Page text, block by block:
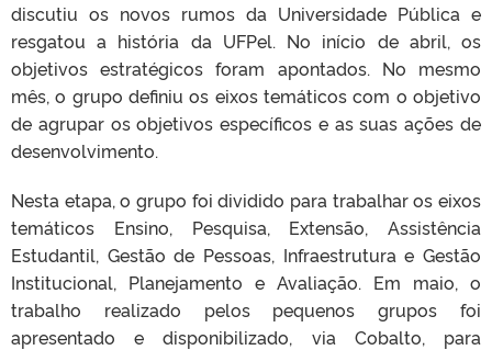
discutiu os novos rumos da Universidade Pública e
resgatou a história da UFPel. No início de abril, os
objetivos estratégicos foram apontados. No mesmo
mês, o grupo definiu os eixos temáticos com o objetivo
de agrupar os objetivos específicos e as suas ações de
desenvolvimento.
Nesta etapa, o grupo foi dividido para trabalhar os eixos
temáticos Ensino, Pesquisa, Extensão, Assistência
Estudantil, Gestão de Pessoas, Infraestrutura e Gestão
Institucional, Planejamento e Avaliação. Em maio, o
trabalho realizado pelos pequenos grupos foi
apresentado e disponibilizado, via Cobalto, para